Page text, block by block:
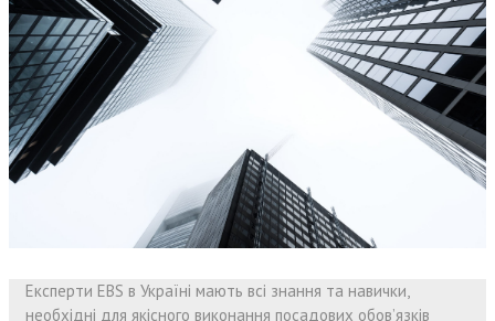
Експерти EBS в Україні мають всі знання та навички,
необхідні для якісного виконання посадових обов’язків